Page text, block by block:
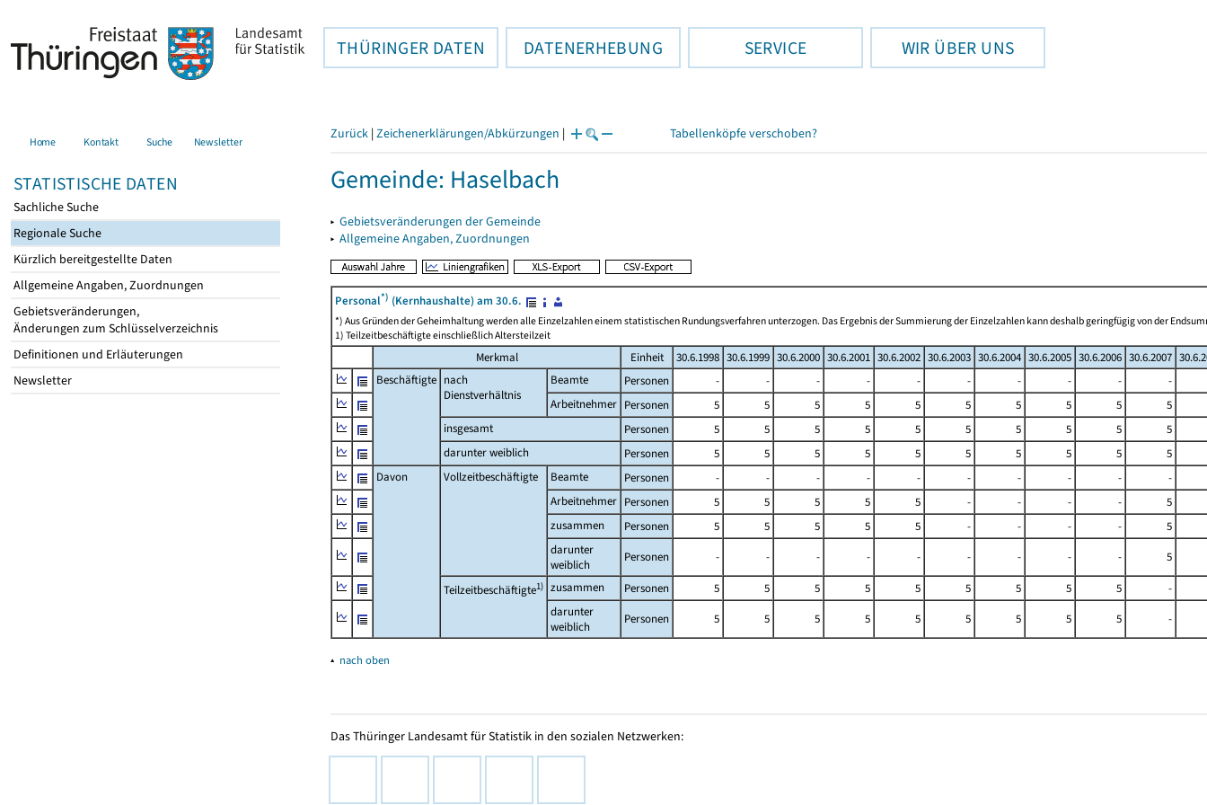
THÜRINGER DATEN DATENERHEBUNG SERVICE WIR ÜBER UNS
Home Kontakt Suche Newsletter
STATISTISCHE DATEN
Sachliche Suche
Regionale Suche
Kürzlich bereitgestellte Daten
Allgemeine Angaben, Zuordnungen
Gebietsveränderungen,
Änderungen zum Schlüsselverzeichnis
Definitionen und Erläuterungen
Newsletter
Zurück | Zeichenerklärungen/Abkürzungen | Tabellenköpfe verschoben?
Gemeinde: Haselbach
▸ Gebietsveränderungen der Gemeinde
▸ Allgemeine Angaben, Zuordnungen
Personal*) (Kernhaushalte) am 30.6.
*) Aus Gründen der Geheimhaltung werden alle Einzelzahlen einem statistischen Rundungsverfahren unterzogen. Das Ergebnis der Summierung der Einzelzahlen kann deshalb geringfügig von der
1) Teilzeitbeschäftigte einschließlich Altersteilzeit
Merkmal Einheit 30.6.1998 30.6.1999 30.6.2000 30.6.2001 30.6.2002 30.6.2003 30.6.2004 30.6.2005 30.6.2006 30.6.2007
Beschäftigte nach
Dienstverhältnis
Beamte Personen - - - - - - - - -
-
Arbeitnehmer Personen 5 5 5 5 5 5 5 5 5
5
insgesamt
Personen 5 5 5 5 5 5 5 5 5
5
darunter weiblich
Personen 5 5 5 5 5 5 5 5 5
5
Davon
Vollzeitbeschäftigte Beamte Personen - - - - - - - - -
-
Arbeitnehmer Personen 5 5 5 5 5 - - - -
5
zusammen
Personen 5 5 5 5 5 - - - -
5
darunter
weiblich
Personen - - - - - - - - - 5
Teilzeitbeschäftigte1) zusammen Personen 5 5 5 5 5 5 5 5 5
-
darunter
weiblich
Personen 5 5 5 5 5 5 5 5 5 -
▴ nach oben
Das Thüringer Landesamt für Statistik in den sozialen Netzwerken: